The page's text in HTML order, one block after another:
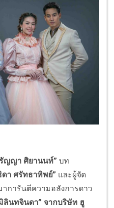
ญญา ศิยานนท์” บท
า ศรัทธาทิพย์” และผู้จัด
การันตีความอลังการดาว
ลินทจินดา” จากบริษัท ฮู